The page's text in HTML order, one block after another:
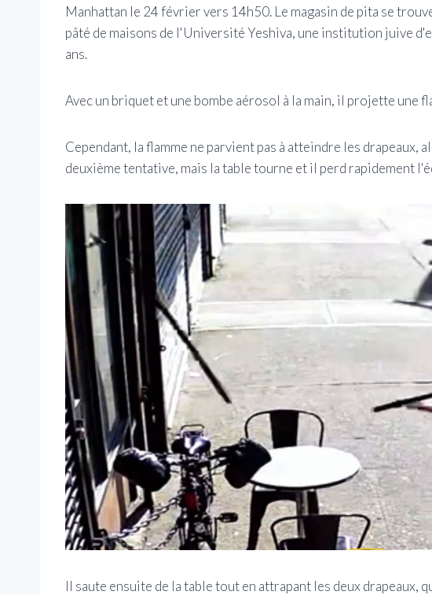
Manhattan le 24 février vers 14h50. Le magasin de pita se
pâté de maisons de l'Université Yeshiva, une institution juive
ans.
Avec un briquet et une bombe aérosol à la main, il projette une
Cependant, la flamme ne parvient pas à atteindre les drapeaux,
deuxième tentative, mais la table tourne et il perd rapidement
Il saute ensuite de la table tout en attrapant les deux drapeaux,